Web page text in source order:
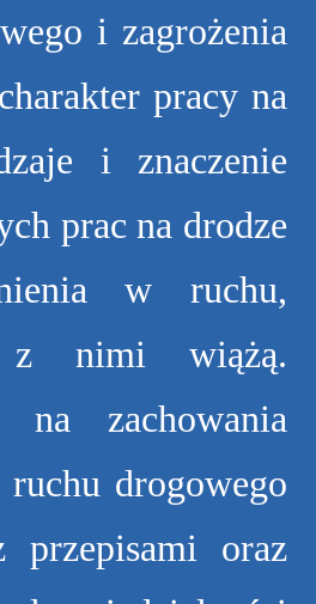
i zagrożenia
pracy na
i znaczenie
prac na drodze
w ruchu,
nimi wiążą.
na zachowania
drogowego
przepisami oraz